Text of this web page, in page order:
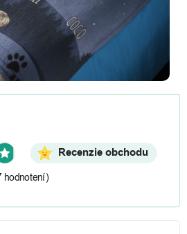
Recenzie obchodu
hodnotení)